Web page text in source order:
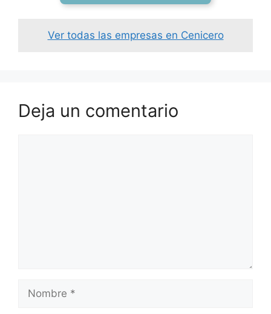
Ver todas las empresas en Cenicero
Deja un comentario
Nombre